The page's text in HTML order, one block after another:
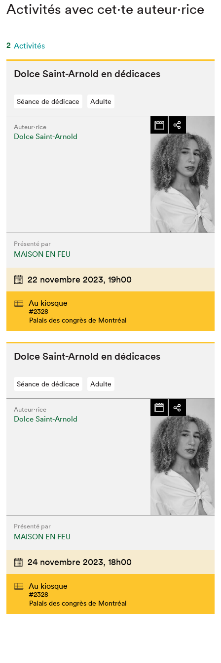
Activités avec cet·te auteur·rice
2 Activités
Dolce Saint-Arnold en dédicaces
Séance de dédicace Adulte
Auteur·rice
Dolce Saint-Arnold
Présenté par
MAISON EN FEU
22 novembre 2023, 19h00
Au kiosque
#2328
Palais des congrès de Montréal
Dolce Saint-Arnold en dédicaces
Séance de dédicace Adulte
Auteur·rice
Dolce Saint-Arnold
Présenté par
MAISON EN FEU
24 novembre 2023, 18h00
Au kiosque
#2328
Palais des congrès de Montréal